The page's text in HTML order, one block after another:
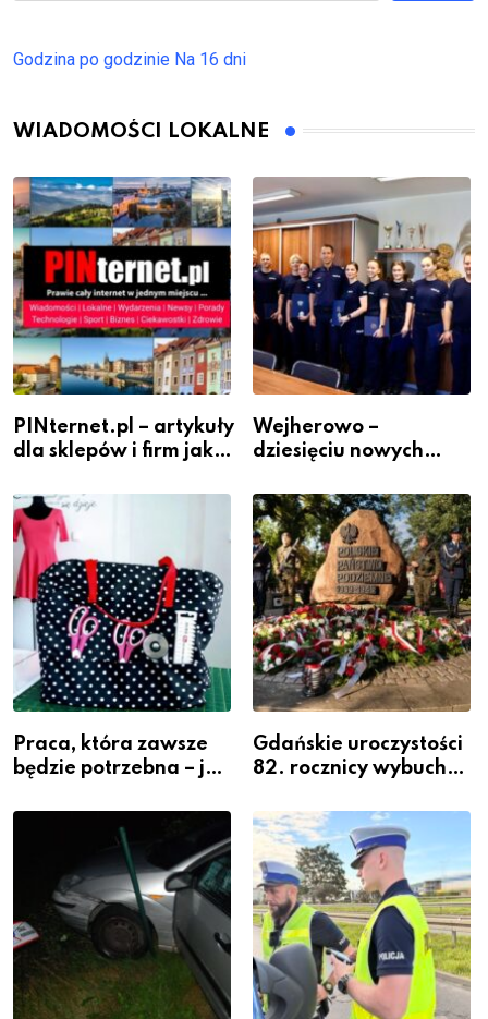
Godzina po godzinie Na 16 dni
WIADOMOŚCI LOKALNE
PINternet.pl – artykuły
dla sklepów i firm jako
widoczność
Wejherowo –
dziesięciu nowych
szeregach Komendy
Powiatowej
Praca, która zawsze
będzie potrzebna – jak
zawodem przyszłości i
gdzie się go nauczyć?
Gdańskie uroczystości
82. rocznicy wybuchu
Warszawskiego